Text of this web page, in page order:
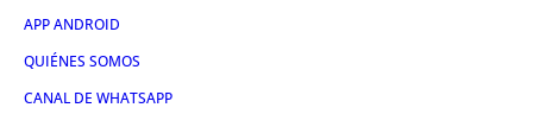
APP ANDROID
QUIÉNES SOMOS
CANAL DE WHATSAPP